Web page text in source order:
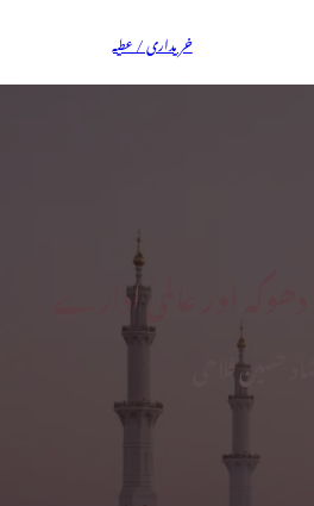
خریداری / عطیہ
اور عالمی ادارے
شمشاد حسین فلاحی